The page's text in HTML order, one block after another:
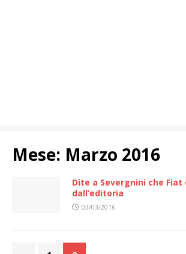
Mese: Marzo 2016
Dite a Severgnini che Fiat
dall’editoria
03/03/2016